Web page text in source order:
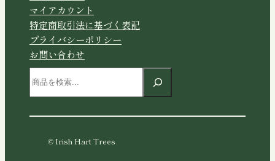
マイアカウント
特定商取引法に基づく表記
プライバシーポリシー
お問い合わせ
索
© Irish Hart Trees